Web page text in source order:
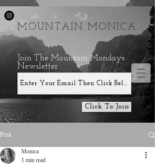
MOUNTAIN MONICA
Join The Mountain Mondays
Newsletter
Click To Join
Post
Monica
1 min read